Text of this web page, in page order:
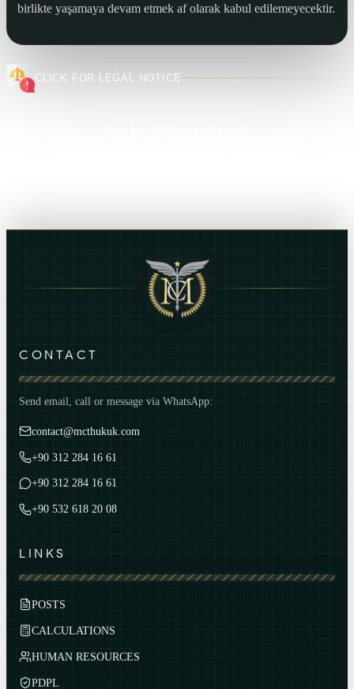
birlikte yaşamaya devam etmek af olarak kabul edilemeyecektir.
CLICK FOR LEGAL NOTICE
CONTACT
Send email, call or message via WhatsApp:
contact@mcthukuk.com
+90 312 284 16 61
+90 312 284 16 61
+90 532 618 20 08
LINKS
POSTS
CALCULATIONS
HUMAN RESOURCES
PDPL